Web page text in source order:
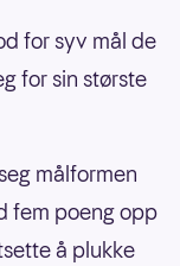
for syv mål de
for sin største
målformen
fem poeng opp
å plukke